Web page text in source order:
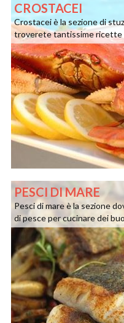
CROSTACEI
Crostacei è la sezione di
troverete tantissime ricette
PESCI DI MARE
Pesci di mare è la sezione
di pesce per cucinare dei